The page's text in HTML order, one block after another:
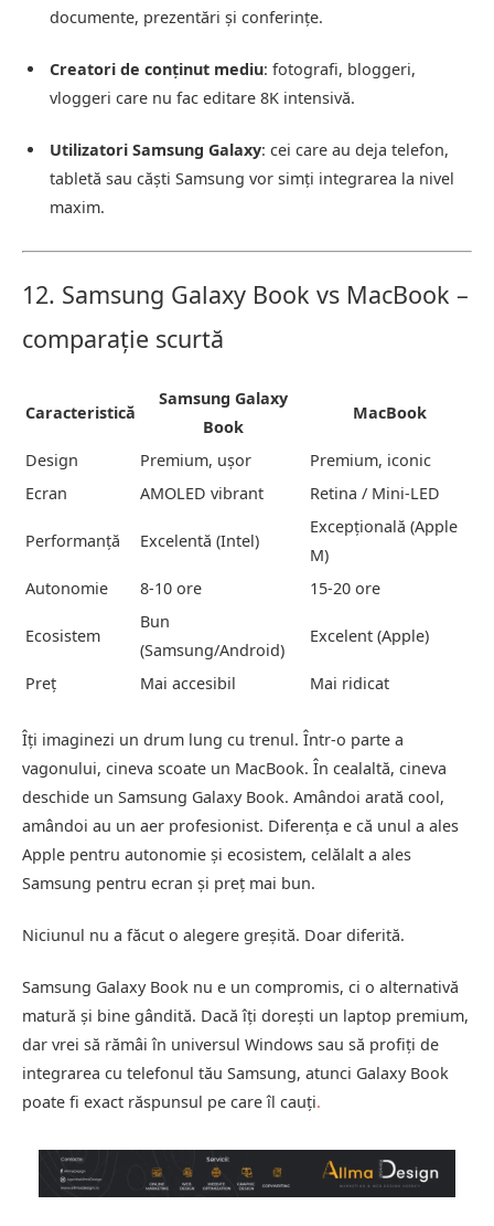
documente, prezentări și conferințe.
Creatori de conținut mediu: fotografi, bloggeri,
vloggeri care nu fac editare 8K intensivă.
Utilizatori Samsung Galaxy: cei care au deja telefon,
tabletă sau căști Samsung vor simți integrarea la nivel
maxim.
12. Samsung Galaxy Book vs MacBook –
comparație scurtă
Caracteristică
Samsung Galaxy
Book
MacBook
Design Premium, ușor
Premium, iconic
Ecran
AMOLED vibrant Retina / Mini-LED
Performanță Excelentă (Intel)
Excepțională (Apple
M)
Autonomie
8-10 ore 15-20 ore
Ecosistem
Bun
(Samsung/Android)
Excelent (Apple)
Preț Mai accesibil Mai ridicat
Îți imaginezi un drum lung cu trenul. Într-o parte a
vagonului, cineva scoate un MacBook. În cealaltă, cineva
deschide un Samsung Galaxy Book. Amândoi arată cool,
amândoi au un aer profesionist. Diferența e că unul a ales
Apple pentru autonomie și ecosistem, celălalt a ales
Samsung pentru ecran și preț mai bun.
Niciunul nu a făcut o alegere greșită. Doar diferită.
Samsung Galaxy Book nu e un compromis, ci o alternativă
matură și bine gândită. Dacă îți dorești un laptop premium,
dar vrei să rămâi în universul Windows sau să profiți de
integrarea cu telefonul tău Samsung, atunci Galaxy Book
poate fi exact răspunsul pe care îl cauți.